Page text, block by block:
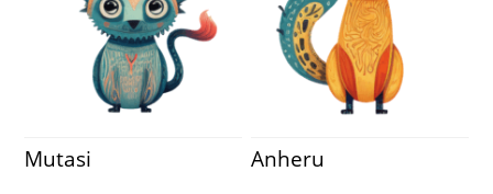
Mutasi Anheru